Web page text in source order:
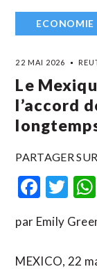
ECONOMIE
22 MAI 2026
Le
l’accord
PARTAGER
par Emily
MEXICO, 22